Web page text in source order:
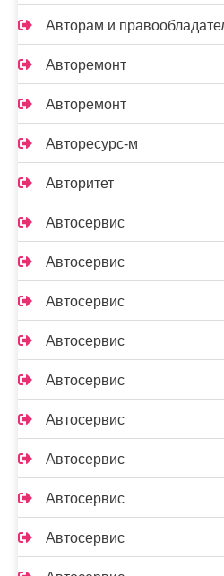
Авторам и
Авторемонт
Авторемонт
Авторесурс-м
Авторитет
Автосервис
Автосервис
Автосервис
Автосервис
Автосервис
Автосервис
Автосервис
Автосервис
Автосервис